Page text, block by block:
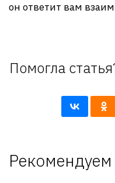
он ответит вам
Помогла